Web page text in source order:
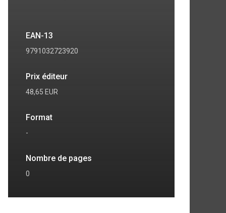
EAN-13
9791032723920
Prix éditeur
48,65 EUR
Format
-
Nombre de pages
0